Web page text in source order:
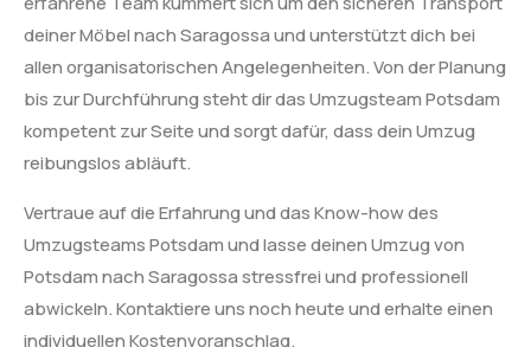
deiner Möbel nach Saragossa und unterstützt dich bei
allen organisatorischen Angelegenheiten. Von der Planung
bis zur Durchführung steht dir das Umzugsteam Potsdam
kompetent zur Seite und sorgt dafür, dass dein Umzug
reibungslos abläuft.
Vertraue auf die Erfahrung und das Know-how des
Umzugsteams Potsdam und lasse deinen Umzug von
Potsdam nach Saragossa stressfrei und professionell
abwickeln. Kontaktiere uns noch heute und erhalte einen
individuellen Kostenvoranschlag.